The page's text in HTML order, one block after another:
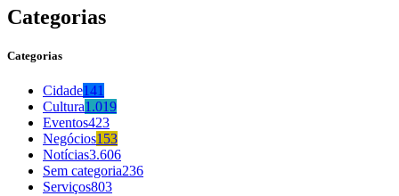
Categorias
Categorias
Cidade141
Cultura1.019
Eventos423
Negócios153
Notícias3.606
Sem categoria236
Serviços803